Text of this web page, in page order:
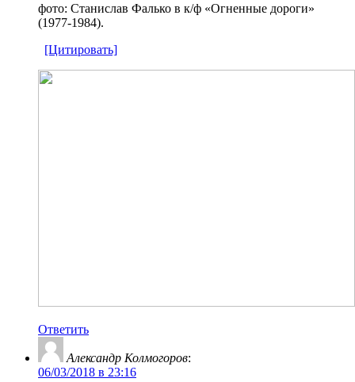
фото: Станислав Фалько в к/ф «Огненные дороги»
(1977-1984).
[Цитировать]
Ответить
Александр Колмогоров:
06/03/2018 в 23:16